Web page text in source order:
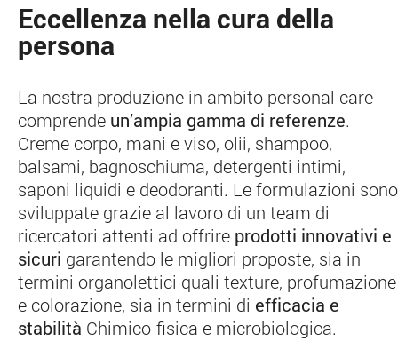
Eccellenza nella cura della
persona
La nostra produzione in ambito personal care
comprende un’ampia gamma di referenze.
Creme corpo, mani e viso, olii, shampoo,
balsami, bagnoschiuma, detergenti intimi,
saponi liquidi e deodoranti. Le formulazioni sono
sviluppate grazie al lavoro di un team di
ricercatori attenti ad offrire prodotti innovativi e
sicuri garantendo le migliori proposte, sia in
termini organolettici quali texture, profumazione
e colorazione, sia in termini di efficacia e
stabilità Chimico-fisica e microbiologica.